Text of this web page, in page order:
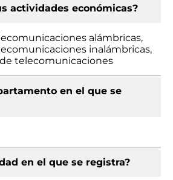
actividades económicas?
alámbricas,
inalámbricas,
telecomunicaciones
en el que se
en el que se registra?